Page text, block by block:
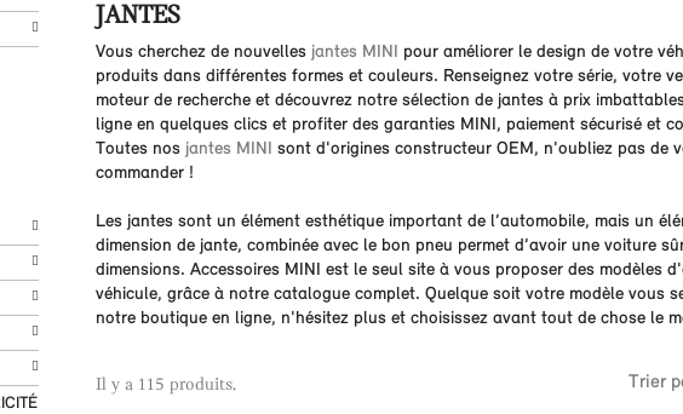
JANTES
Vous cherchez de nouvelles jantes MINI pour améliorer le design de votre
produits dans différentes formes et couleurs. Renseignez votre série, votre
moteur de recherche et découvrez notre sélection de jantes à prix
ligne en quelques clics et profiter des garanties MINI, paiement sécurisé et
Toutes nos jantes MINI sont d'origines constructeur OEM, n'oubliez pas de
commander !
Les jantes sont un élément esthétique important de l’automobile, mais un
dimension de jante, combinée avec le bon pneu permet d’avoir une voiture
dimensions. Accessoires MINI est le seul site à vous proposer des modèles
véhicule, grâce à notre catalogue complet. Quelque soit votre modèle vous
notre boutique en ligne, n'hésitez plus et choisissez avant tout de chose le
Il y a 115 produits. Trier